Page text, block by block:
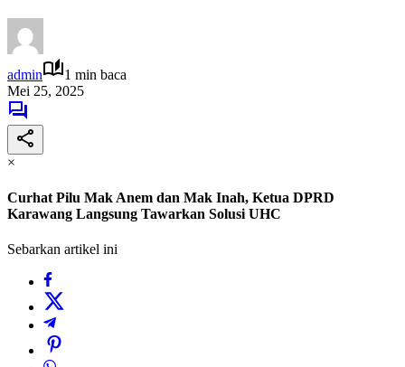
admin
1 min baca
Mei 25, 2025
×
Curhat Pilu Mak Anem dan Mak Inah, Ketua DPRD
Karawang Langsung Tawarkan Solusi UHC
Sebarkan artikel ini